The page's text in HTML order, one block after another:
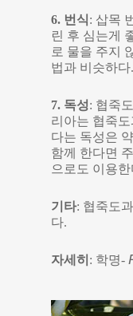
6. 번식: 삽목
린 후 심는게
로 물을 주지
법과 비슷하
7. 독성: 협죽
리아는 협죽
다는 독성은
함께 한다면
으로도 이용한
기타: 협죽도
다.
자세히 : 학명-